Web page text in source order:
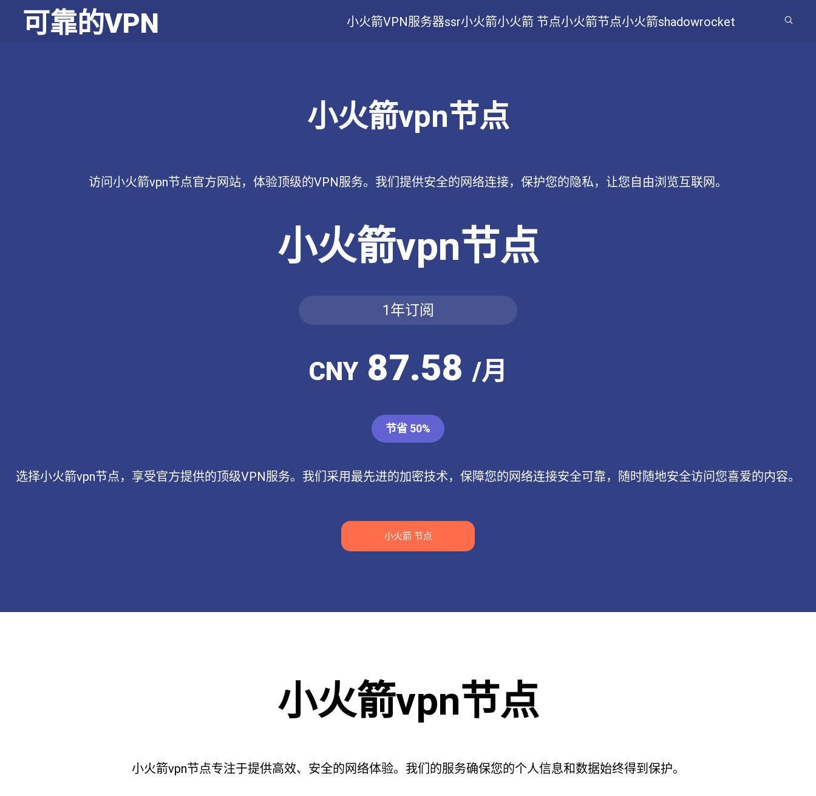
可靠的VPN 小火箭VPN服务器ssr小火箭小火箭 节点小火箭节点小火箭shadowrocket
小火箭vpn节点
访问小火箭vpn节点官方网站，体验顶级的VPN服务。我们提供安全的网络连接，保护您的隐私，让您自由浏览互联网。
小火箭vpn节点
1年订阅
CNY87.58 /月
节省 50%
选择小火箭vpn节点，享受官方提供的顶级VPN服务。我们采用最先进的加密技术，保障您的网络连接安全可靠，随时随地安全访问您喜爱的内容。
小火箭 节点
小火箭vpn节点
小火箭vpn节点专注于提供高效、安全的网络体验。我们的服务确保您的个人信息和数据始终得到保护。